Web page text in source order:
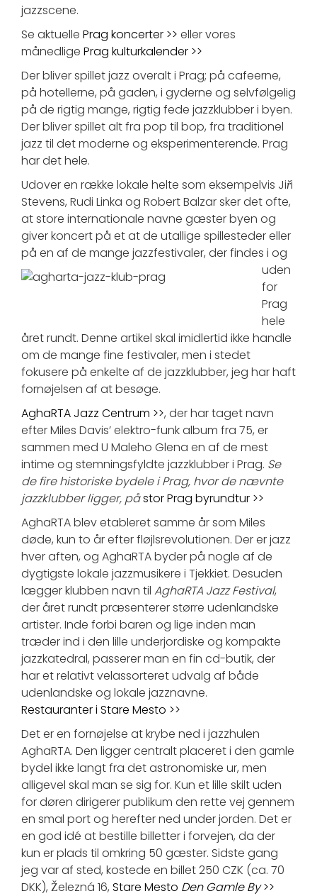
jazzscene.
Se aktuelle Prag koncerter >> eller vores
månedlige Prag kulturkalender >>
Der bliver spillet jazz overalt i Prag; på cafeerne,
på hotellerne, på gaden, i gyderne og selvfølgelig
på de rigtig mange, rigtig fede jazzklubber i byen.
Der bliver spillet alt fra pop til bop, fra traditionel
jazz til det moderne og eksperimenterende. Prag
har det hele.
Udover en række lokale helte som eksempelvis Jiři
Stevens, Rudi Linka og Robert Balzar sker det ofte,
at store internationale navne gæster byen og
giver koncert på et at de utallige spillesteder eller
på en af de mange jazzfestivaler, der findes i og
uden
for
Prag
hele
året rundt. Denne artikel skal imidlertid ikke handle
om de mange fine festivaler, men i stedet
fokusere på enkelte af de jazzklubber, jeg har haft
fornøjelsen af at besøge.
AghaRTA Jazz Centrum >>, der har taget navn
efter Miles Davis’ elektro-funk album fra 75, er
sammen med U Maleho Glena en af de mest
intime og stemningsfyldte jazzklubber i Prag. Se
de fire historiske bydele i Prag, hvor de nævnte
jazzklubber ligger, påstor Prag byrundtur >>
AghaRTA blev etableret samme år som Miles
døde, kun to år efter fløjlsrevolutionen. Der er jazz
hver aften, og AghaRTA byder på nogle af de
dygtigste lokale jazzmusikere i Tjekkiet. Desuden
lægger klubben navn til AghaRTA Jazz Festival,
der året rundt præsenterer større udenlandske
artister. Inde forbi baren og lige inden man
træder ind i den lille underjordiske og kompakte
jazzkatedral, passerer man en fin cd-butik, der
har et relativt velassorteret udvalg af både
udenlandske og lokale jazznavne.
Restauranter i Stare Mesto >>
Det er en fornøjelse at krybe ned i jazzhulen
AghaRTA. Den ligger centralt placeret i den gamle
bydel ikke langt fra det astronomiske ur, men
alligevel skal man se sig for. Kun et lille skilt uden
for døren dirigerer publikum den rette vej gennem
en smal port og herefter ned under jorden. Det er
en god idé at bestille billetter i forvejen, da der
kun er plads til omkring 50 gæster. Sidste gang
jeg var af sted, kostede en billet 250 CZK (ca. 70
DKK), Železná 16, Stare Mesto Den Gamle By>>